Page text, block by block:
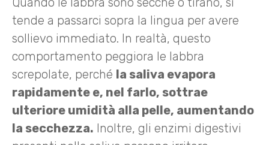
tende a passarci sopra la lingua per avere
sollievo immediato. In realtà, questo
comportamento peggiora le labbra
screpolate, perché la saliva evapora
rapidamente e, nel farlo, sottrae
ulteriore umidità alla pelle, aumentando
la secchezza. Inoltre, gli enzimi digestivi